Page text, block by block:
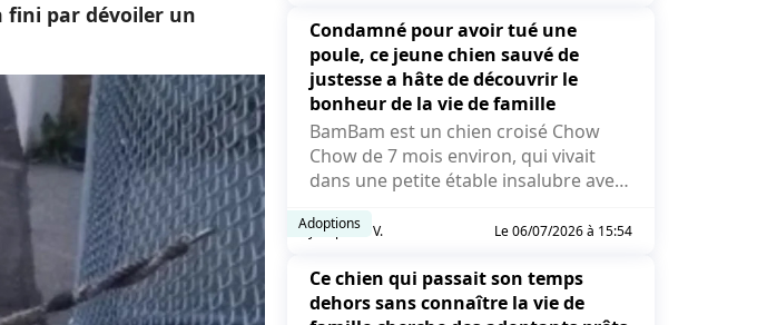
fini par dévoiler un
Condamné pour avoir tué une
poule, ce jeune chien sauvé de
justesse a hâte de découvrir le
bonheur de la vie de famille
BamBam est un chien croisé Chow
Chow de 7 mois environ, qui vivait
dans une petite étable insalubre avec
Joséphine V. Le 06/07/2026 à 15:54
Adoptions
Ce chien qui passait son temps
dehors sans connaître la vie de